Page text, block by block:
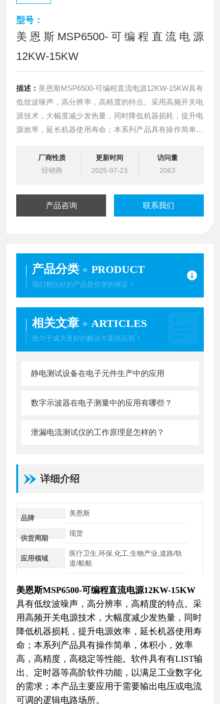
型号：
美恩斯MSP6500-可编程直流电源
12KW-15KW
描述： 美恩斯MSP6500-可编程直流电源12KW-15KW具有
低纹波噪声，高分辨率，高精度的特点。采用高频开关电
源技术，大幅度减少发热量，同时降低机器损耗，提升电
源效率，延长机器使用寿命；本系列产品具有操作简单，
LIST输出、定时器等高阶软件功能，以满足工业数字化的
需求；本产品主要应用于需要输出电压或电流可调的逻辑
厂商性质
经销商
更新时间
2025-07-23
访问量
2063
产品咨询 联系我们
产品分类 PRODUCT
我们相信好的产品是信誉的保证！
相关文章 ARTICLES
致力于成为更好的解决方案供应商！
静电测试设备在电子元件生产中的应用
数字示波器在电子测量中的应用有哪些？
泄漏电流测试仪的工作原理是怎样的？
详细介绍
品牌
美恩斯
供货周期
现货
应用领域
医疗卫生,环保,化工,生物产业,道路/轨
道/船舶
美恩斯MSP6500-可编程直流电源12KW-15KW
具有低纹波噪声，高分辨率，高精度的特点。采
用高频开关电源技术，大幅度减少发热量，同时
降低机器损耗，提升电源效率，延长机器使用寿
命；本系列产品具有操作简单，体积小，效率
高，高精度，高稳定等性能。软件具有有LIST输
出、定时器等高阶软件功能，以满足工业数字化
的需求；本产品主要应用于需要输出电压或电流
可调的逻辑电路场所。